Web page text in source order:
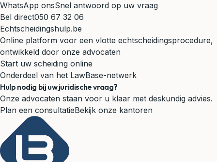
WhatsApp onsSnel antwoord op uw vraag
Bel direct050 67 32 06
Echtscheidingshulp.be
Online platform voor een vlotte echtscheidingsprocedure,
ontwikkeld door onze advocaten
Start uw scheiding online
Onderdeel van het LawBase-netwerk
Hulp nodig bij uw juridische vraag?
Onze advocaten staan voor u klaar met deskundig advies.
Plan een consultatieBekijk onze kantoren